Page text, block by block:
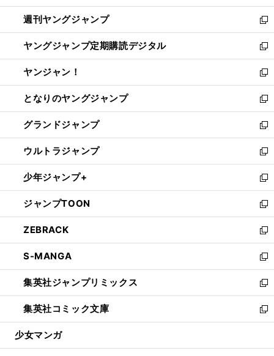
開
く
ウ
で
開
く
ン
ド
ウ
で
開
く
ウ
ィ
ン
ド
ウ
で
開
く
週刊ヤングジャンプ
新
し
い
ウ
ィ
ン
ド
ウ
で
開
く
ヤングジャンプ定期購読デジタル
新
し
い
ウ
ィ
ン
ド
ウ
で
開
く
ヤンジャン！
新
し
い
ウ
ィ
ン
ド
ウ
で
開
く
となりのヤングジャンプ
新
し
い
ウ
ィ
ン
ド
ウ
で
開
く
グランドジャンプ
新
し
い
ウ
ィ
ン
ド
ウ
で
開
く
ウルトラジャンプ
新
し
い
ウ
ィ
ン
ド
ウ
で
開
く
少年ジャンプ+
新
し
い
ウ
ィ
ン
ド
ウ
で
開
く
ジャンプTOON
新
し
い
ウ
ィ
ン
ド
ウ
で
開
ZEBRACK
新
し
い
ウ
ィ
ン
ド
ウ
開
S-MANGA
新
し
い
ウ
ィ
ン
ウ
集英社ジャンプリミックス
新
し
い
ウ
ン
集英社コミック文庫
新
し
ウ
少女マンガ